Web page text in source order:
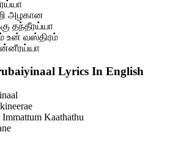
அழகான
தந்தீரய்யா
உன் வஸ்திரம்
Lyrics In English
Kaathathu